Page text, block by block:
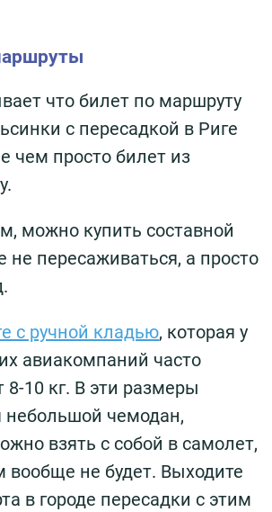
что билет по маршруту
с пересадкой в Риге
чем просто билет из
можно купить составной
не пересаживаться, а просто
с ручной кладью, которая у
авиакомпаний часто
8-10 кг. В эти размеры
небольшой чемодан,
взять с собой в самолет,
вообще не будет. Выходите
в городе пересадки с этим